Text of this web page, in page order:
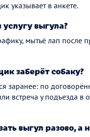
указывает в анкете.
услугу выгула?
мытьё лап после
заберёт собаку?
заранее: по
встреча у подъезда в
выгул разово, а